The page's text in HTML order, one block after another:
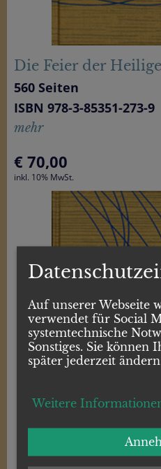
Die Feier der
560 Seiten
ISBN 978-3-85351-273-9
mehr
€ 70,00
inkl. 10% MwSt.
Auf unserer Webseite
verwendet für Social
systemtechnische
Sonstiges. Sie können
später jederzeit
Weitere